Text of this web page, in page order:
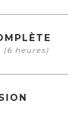
(6 heures)